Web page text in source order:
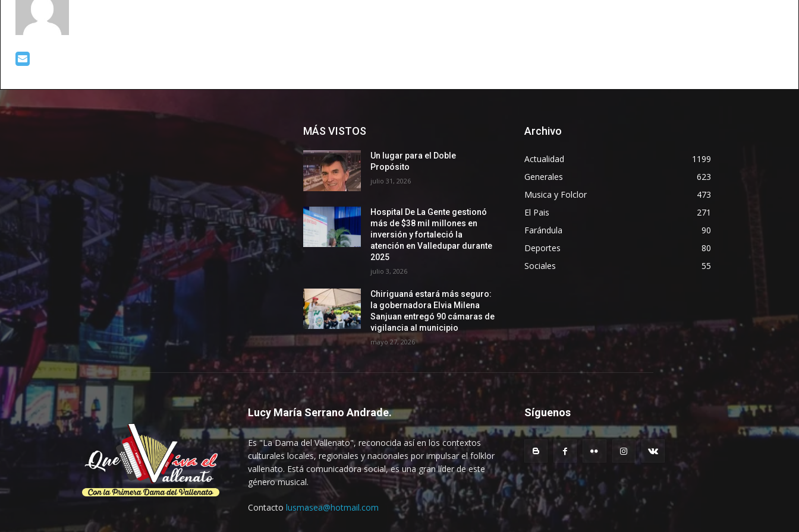
MÁS VISTOS
Un lugar para el Doble
Propósito
julio 31, 2026
Hospital De La Gente gestionó
más de $38 mil millones en
inversión y fortaleció la
atención en Valledupar durante
2025
julio 3, 2026
Chiriguaná estará más seguro:
la gobernadora Elvia Milena
Sanjuan entregó 90 cámaras de
vigilancia al municipio
mayo 27, 2026
Archivo
Actualidad
1199
Generales
623
Musica y Folclor
473
El Pais
271
Farándula
90
Deportes
80
Sociales
55
Lucy María Serrano Andrade.
Es "La Dama del Vallenato", reconocida así en los contextos
culturales locales, regionales y nacionales por impulsar el folklor
vallenato. Está comunicadora social, es una gran líder de este
género musical.
Contacto lusmasea@hotmail.com
Síguenos